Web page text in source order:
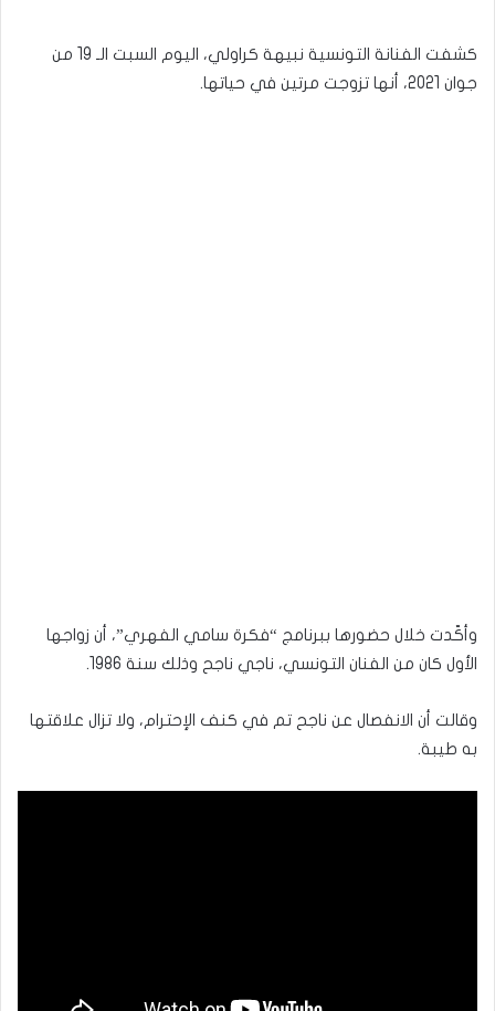
كشفت الفنانة التونسية نبيهة كراولي، اليوم السبت الـ 19 من
جوان 2021، أنها تزوجت مرتين في حياتها.
وأكّدت خلال حضورها ببرنامج “فكرة سامي الفهري”، أن زواجها
الأول كان من الفنان التونسي، ناجي ناجح وذلك سنة 1986.
وقالت أن الانفصال عن ناجح تم في كنف الإحترام، ولا تزال علاقتها
به طيبة.